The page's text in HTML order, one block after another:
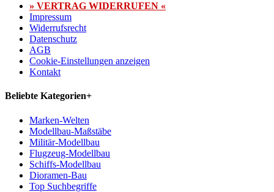
» VERTRAG WIDERRUFEN «
Impressum
Widerrufsrecht
Datenschutz
AGB
Cookie-Einstellungen anzeigen
Kontakt
Beliebte Kategorien+
Marken-Welten
Modellbau-Maßstäbe
Militär-Modellbau
Flugzeug-Modellbau
Schiffs-Modellbau
Dioramen-Bau
Top Suchbegriffe